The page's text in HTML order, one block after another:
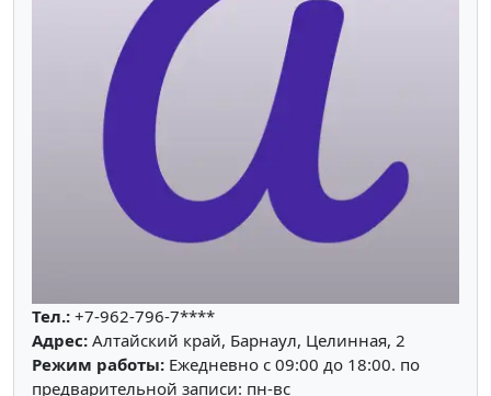
Тел.: +7-962-796-7****
Адрес: Алтайский край, Барнаул, Целинная, 2
Режим работы: Ежедневно с 09:00 до 18:00. по
предварительной записи: пн-вс